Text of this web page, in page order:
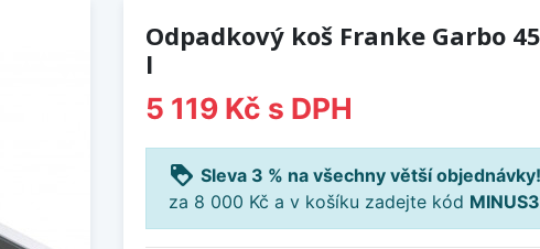
Odpadkový koš Franke Garbo
l
5 119 Kč s DPH
loyalty Sleva 3 % na všechny větší objednávky!
za 8 000 Kč a v košíku zadejte kód MINUS3